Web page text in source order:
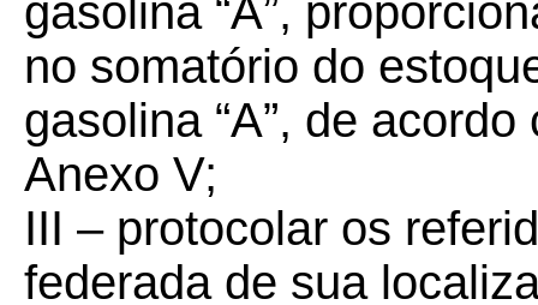
gasolina “A”,
no somatório do
gasolina “A”, de
Anexo V;
III – protocolar os
federada de sua